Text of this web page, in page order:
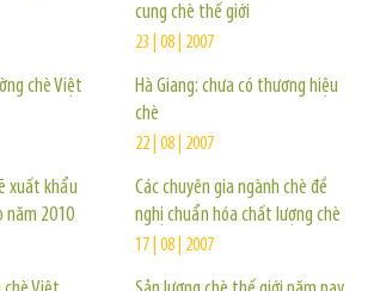
chè Việt
xuất khẩu
năm 2010
cung chè thế giới
23 | 08 | 2007
Hà Giang: chưa có thương hiệu
chè
22 | 08 | 2007
Các chuyên gia ngành chè đề
nghị chuẩn hóa chất lượng chè
17 | 08 | 2007